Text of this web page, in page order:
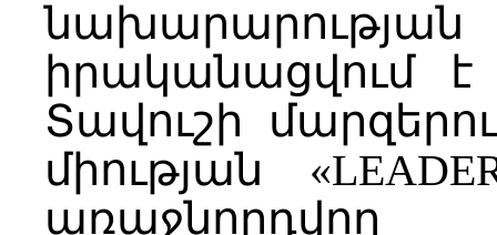
իրականացվում
Տավուշի
միության